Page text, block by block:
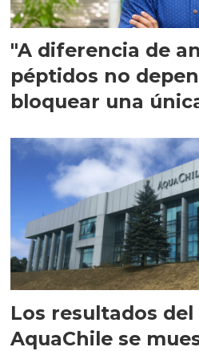
"A diferencia de
péptidos no
bloquear una
Los resultados
AquaChile se